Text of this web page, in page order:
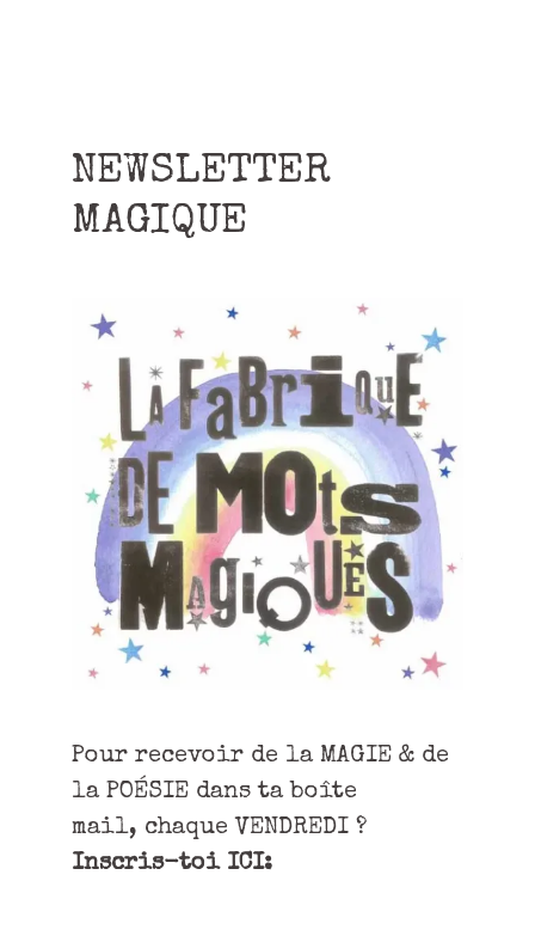
NEWSLETTER
MAGIQUE
Pour recevoir de la MAGIE & de
la POÉSIE dans ta boîte
mail, chaque VENDREDI ?
Inscris-toi ICI: